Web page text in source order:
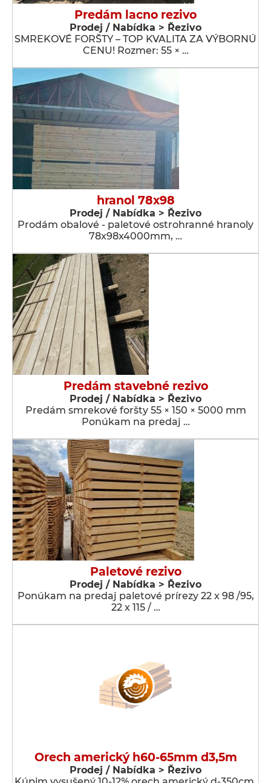
Predám lacno rezivo
Prodej / Nabídka > Řezivo
SMREKOVÉ FORŠTY – TOP KVALITA ZA VÝBORNÚ
CENU! Rozmer: 55 × …
hranol 78x98
Prodej / Nabídka > Řezivo
Prodám obalové - paletové ostrohranné hranoly
78x98x4000mm, …
Predám stavebné rezivo
Prodej / Nabídka > Řezivo
Predám smrekové foršty 55 × 150 × 5000 mm
Ponúkam na predaj …
Paletové rezivo
Prodej / Nabídka > Řezivo
Ponúkam na predaj paletové prírezy 22 x 98 /95,
22 x 115 / …
Orech americký h60-65mm d3,5m
Prodej / Nabídka > Řezivo